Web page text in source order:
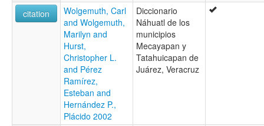
citation
Wolgemuth, Carl
and Wolgemuth,
Marilyn and
Hurst,
Christopher L.
and Pérez
Ramírez,
Esteban and
Hernández P.,
Plácido 2002
Diccionario
Náhuatl de los
municipios
Mecayapan y
Tatahuicapan de
Juárez, Veracruz